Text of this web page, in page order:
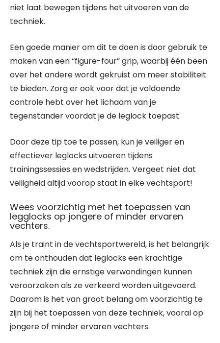
niet laat bewegen tijdens het uitvoeren van de
techniek.
Een goede manier om dit te doen is door gebruik te
maken van een “figure-four” grip, waarbij één been
over het andere wordt gekruist om meer stabiliteit
te bieden. Zorg er ook voor dat je voldoende
controle hebt over het lichaam van je
tegenstander voordat je de leglock toepast.
Door deze tip toe te passen, kun je veiliger en
effectiever leglocks uitvoeren tijdens
trainingssessies en wedstrijden. Vergeet niet dat
veiligheid altijd voorop staat in elke vechtsport!
Wees voorzichtig met het toepassen van
legglocks op jongere of minder ervaren
vechters.
Als je traint in de vechtsportwereld, is het belangrijk
om te onthouden dat leglocks een krachtige
techniek zijn die ernstige verwondingen kunnen
veroorzaken als ze verkeerd worden uitgevoerd.
Daarom is het van groot belang om voorzichtig te
zijn bij het toepassen van deze techniek, vooral op
jongere of minder ervaren vechters.